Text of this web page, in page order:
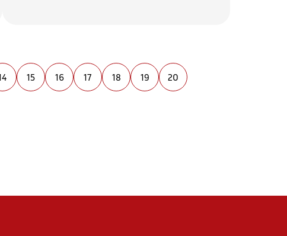
15 16 17 18 19 20